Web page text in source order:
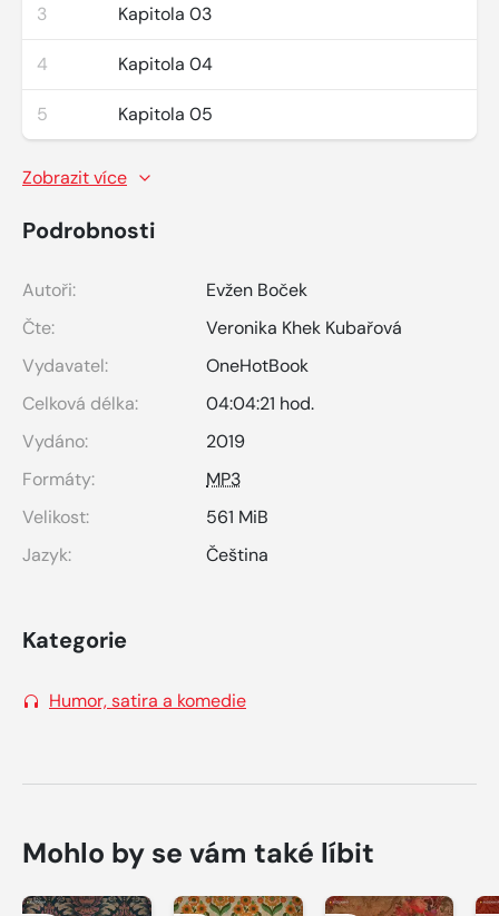
3 Kapitola 03
4 Kapitola 04
5 Kapitola 05
Zobrazit více
Podrobnosti
Autoři:
Evžen Boček
Čte:
Veronika Khek Kubařová
Vydavatel:
OneHotBook
Celková délka:
04:04:21 hod.
Vydáno:
2019
Formáty:
MP3
Velikost:
561 MiB
Jazyk:
Čeština
Kategorie
Humor, satira a komedie
Mohlo by se vám také líbit